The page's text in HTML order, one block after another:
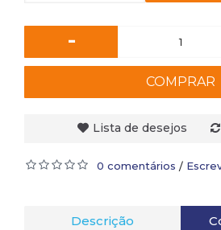
-
COMPRAR
Lista de desejos
0 comentários /
Descrição